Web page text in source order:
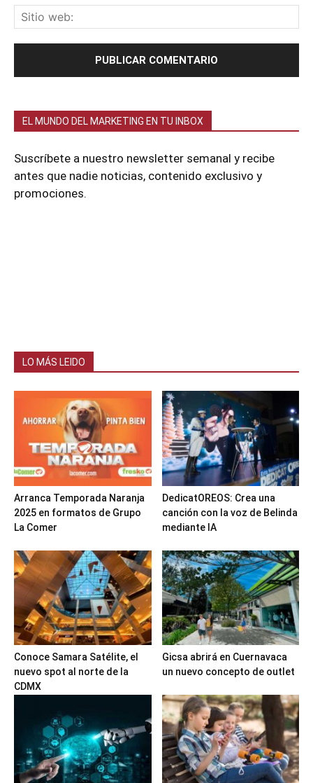
EL MUNDO DEL MARKETING EN TU INBOX
Suscríbete a nuestro newsletter semanal y recibe
antes que nadie noticias, contenido exclusivo y
promociones.
LO MÁS LEIDO
Arranca Temporada Naranja
2025 en formatos de Grupo
La Comer
DedicatOREOS: Crea una
canción con la voz de Belinda
mediante IA
Conoce Samara Satélite, el
nuevo spot al norte de la
CDMX
Gicsa abrirá en Cuernavaca
un nuevo concepto de outlet